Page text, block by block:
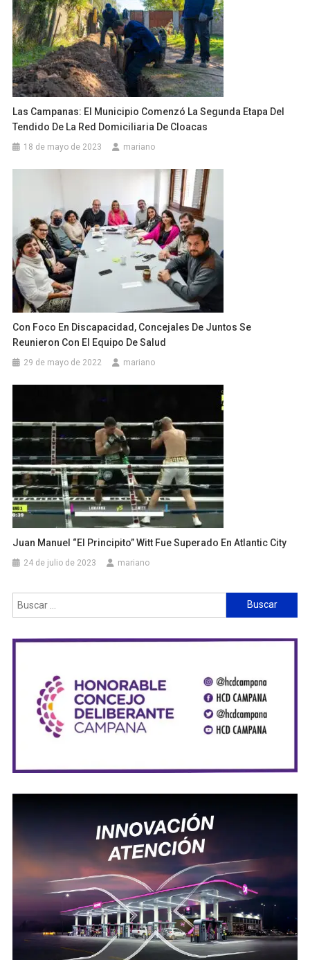
Las Campanas: El Municipio Comenzó La Segunda Etapa Del
Tendido De La Red Domiciliaria De Cloacas
18 de mayo de 2023 mariano
Con Foco En Discapacidad, Concejales De Juntos Se
Reunieron Con El Equipo De Salud
29 de mayo de 2022 mariano
Juan Manuel “El Principito” Witt Fue Superado En Atlantic City
24 de julio de 2023 mariano
Buscar: